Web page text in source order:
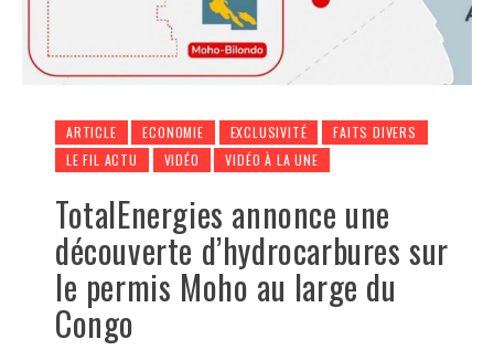
ARTICLE ECONOMIE EXCLUSIVITÉ
FAITS DIVERS
LE FIL ACTU
VIDÉO VIDÉO À LA UNE
TotalEnergies annonce une
découverte d’hydrocarbures sur
le permis Moho au large du
Congo